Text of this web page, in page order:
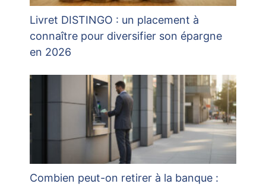
Livret DISTINGO : un placement à
connaître pour diversifier son épargne
en 2026
Combien peut-on retirer à la banque :